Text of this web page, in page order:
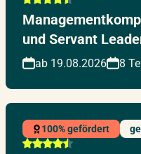
und Servant
ab 19.08.2026 8
100% gefördert